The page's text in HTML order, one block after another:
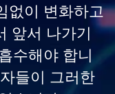
없이 변화하고
앞서 나가기
수해야 합니
들이 그러한